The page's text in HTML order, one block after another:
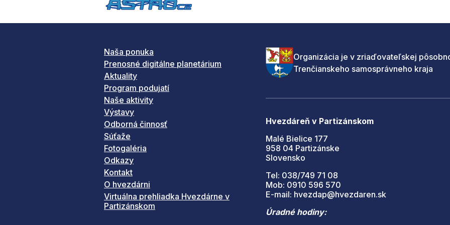
Naša ponuka
Prenosné digitálne planetárium
Aktuality
Program podujatí
Naše aktivity
Výstavy
Odborná činnosť
Súťaže
Fotogaléria
Odkazy
Kontakt
O hvezdárni
Virtuálna prehliadka Hvezdárne v
Partizánskom
Organizácia je v zriaďovateľskej
Trenčianskeho samosprávneho kraja
Hvezdáreň v Partizánskom
Malé Bielice 177
958 04 Partizánske
Slovensko
Tel: 038/749 71 08
Mob: 0910 596 570
E-mail: hvezdap@hvezdaren.sk
Úradné hodiny: